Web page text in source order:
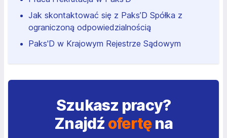
Jak skontaktować się z Paks’D Spółka z
ograniczoną odpowiedzialnością
Paks'D w Krajowym Rejestrze Sądowym
Szukasz pracy?
Znajdź ofertęna